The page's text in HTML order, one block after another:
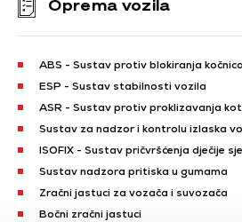
Oprema vozila
ABS - Sustav protiv blokiranja kočnica
ESP - Sustav stabilnosti vozila
ASR - Sustav protiv proklizavanja
Sustav za nadzor i kontrolu izlaska
ISOFIX - Sustav pričvršćenja dječije
Sustav nadzora pritiska u gumama
Zračni jastuci za vozača i suvozača
Bočni zračni jastuci